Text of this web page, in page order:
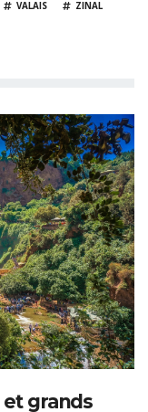
VALAIS
ZINAL
grands